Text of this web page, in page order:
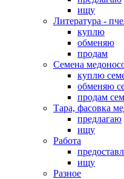
ищу
Литература -
куплю
обменяю
продам
Семена
куплю
обменяю
продам
Тара, фасовка
предлагаю
ищу
Работа
ищу
Разное